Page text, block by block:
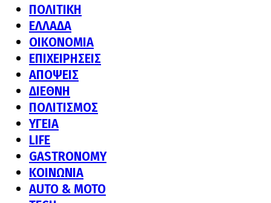
ΠΟΛΙΤΙΚΗ
ΕΛΛΑΔΑ
ΟΙΚΟΝΟΜΙΑ
ΕΠΙΧΕΙΡΗΣΕΙΣ
ΑΠΟΨΕΙΣ
ΔΙΕΘΝΗ
ΠΟΛΙΤΙΣΜΟΣ
ΥΓΕΙΑ
LIFE
GASTRONOMY
ΚΟΙΝΩΝΙΑ
AUTO & MOTO